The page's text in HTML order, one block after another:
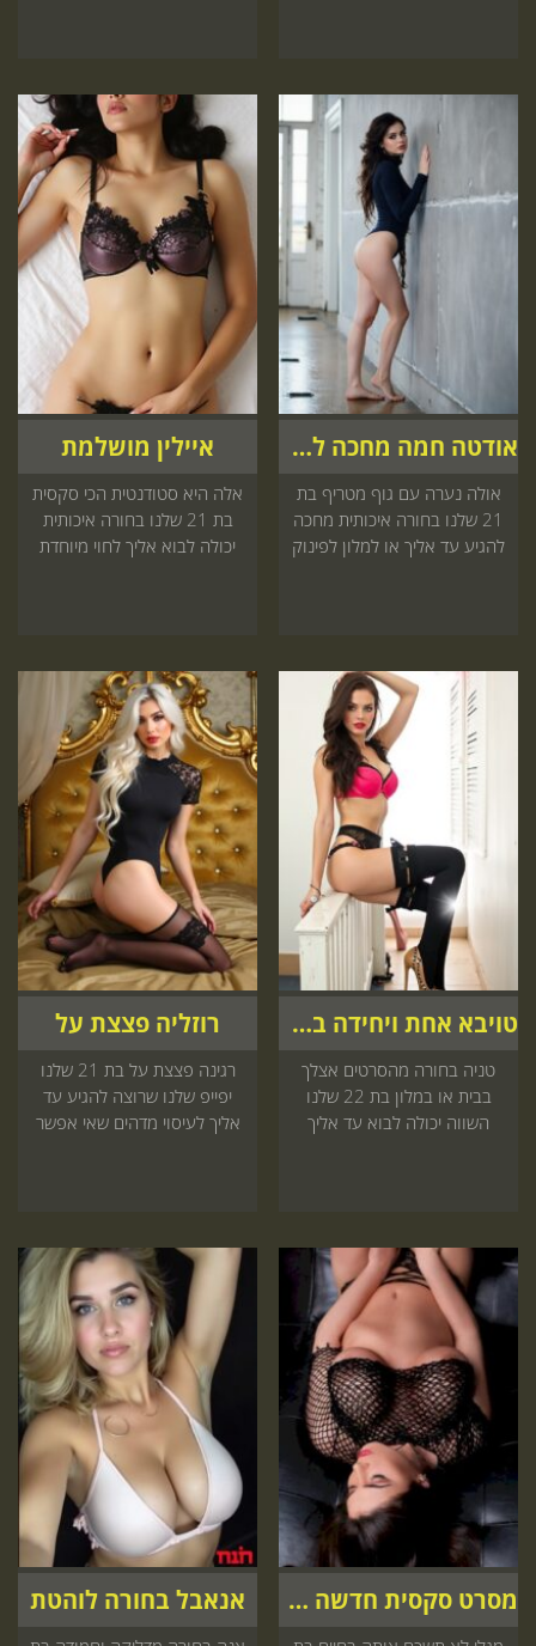
אודטה חמה מחכה להזמנה שלך
אולה נערה עם גוף מטריף בת
21 שלנו בחורה איכותית מחכה
להגיע עד אליך או למלון לפינוק
איילין מושלמת
אלה היא סטודנטית הכי סקסית
בת 21 שלנו בחורה איכותית
יכולה לבוא אליך לחוי מיוחדת
טויבא אחת ויחידה בעיר
טניה בחורה מהסרטים אצלך
בבית או במלון בת 22 שלנו
השווה יכולה לבוא עד אליך
רוזליה פצצת על
רגינה פצצת על בת 21 שלנו
יפייפ שלנו שרוצה להגיע עד
אליך לעיסוי מדהים שאי אפשר
מסרט סקסית חדשה הגיעה לארץ אנאבל בחורה לוהטת